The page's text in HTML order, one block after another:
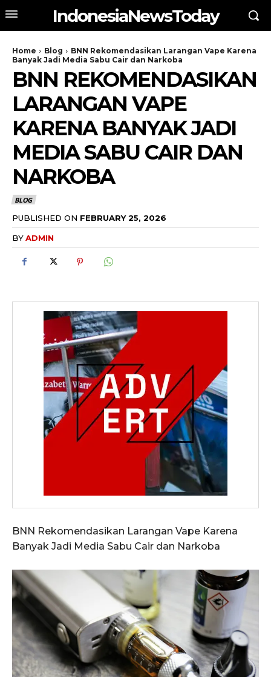
IndonesiaNewsToday
Home Blog
BNN Rekomendasikan Larangan Vape Karena
Banyak Jadi Media Sabu Cair dan Narkoba
BNN REKOMENDASIKAN
LARANGAN VAPE
KARENA BANYAK JADI
MEDIA SABU CAIR DAN
NARKOBA
BLOG
PUBLISHED ON FEBRUARY 25, 2026
BYADMIN
BNN Rekomendasikan Larangan Vape Karena
Banyak Jadi Media Sabu Cair dan Narkoba